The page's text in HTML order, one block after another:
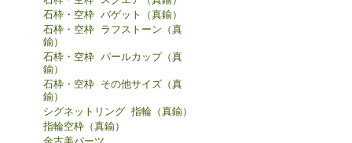
石枠・空枠 バゲット（真鍮）
石枠・空枠 ラフストーン（真
鍮）
石枠・空枠 パールカップ（真
鍮）
石枠・空枠 その他サイズ（真
鍮）
シグネットリング 指輪（真鍮）
指輪空枠（真鍮）